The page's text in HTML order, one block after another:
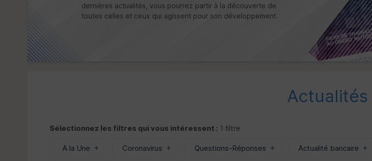
dernières actualités, vous pourrez partir à la découverte de
toutes celles et ceux qui agissent pour son développement.
Actualités
Sélectionnez les filtres qui vous intéressent : 1 filtre
A la Une Coronavirus Questions-Réponses Actualité bancaire